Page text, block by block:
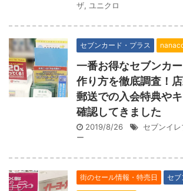
ザ, ユニクロ
セブンカード・プラス
一番お得なセブンカ
作り方を徹底調査！
郵送での入会特典や
確認してきました
2019/8/26 セブンイレ
ー
街のセール情報・特売日 セ